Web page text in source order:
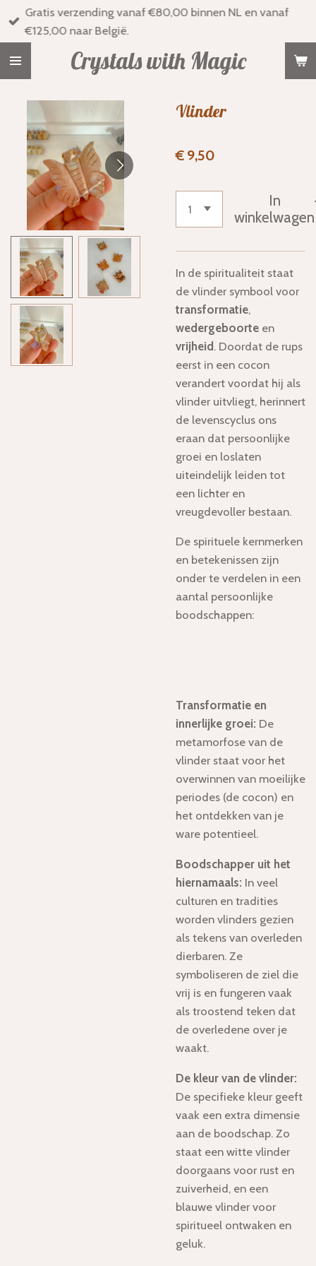
Ga
direct
Crystals with Magic
Gratis verzending vanaf €80,00 binnen NL en vanaf
€125,00 naar België.
Vlinder
€ 9,50
In
winkelwagen
In de spiritualiteit staat
de vlinder symbool voor
transformatie,
wedergeboorte en
vrijheid. Doordat de rups
eerst in een cocon
verandert voordat hij als
vlinder uitvliegt, herinnert
de levenscyclus ons
eraan dat persoonlijke
groei en loslaten
uiteindelijk leiden tot
een lichter en
vreugdevoller bestaan.
De spirituele kernmerken
en betekenissen zijn
onder te verdelen in een
aantal persoonlijke
boodschappen:
Transformatie en
innerlijke groei: De
metamorfose van de
vlinder staat voor het
overwinnen van moeilijke
periodes (de cocon) en
het ontdekken van je
ware potentieel.
Boodschapper uit het
hiernamaals: In veel
culturen en tradities
worden vlinders gezien
als tekens van overleden
dierbaren. Ze
symboliseren de ziel die
vrij is en fungeren vaak
als troostend teken dat
de overledene over je
waakt.
De kleur van de vlinder:
De specifieke kleur geeft
vaak een extra dimensie
aan de boodschap. Zo
staat een witte vlinder
doorgaans voor rust en
zuiverheid, en een
blauwe vlinder voor
spiritueel ontwaken en
geluk.